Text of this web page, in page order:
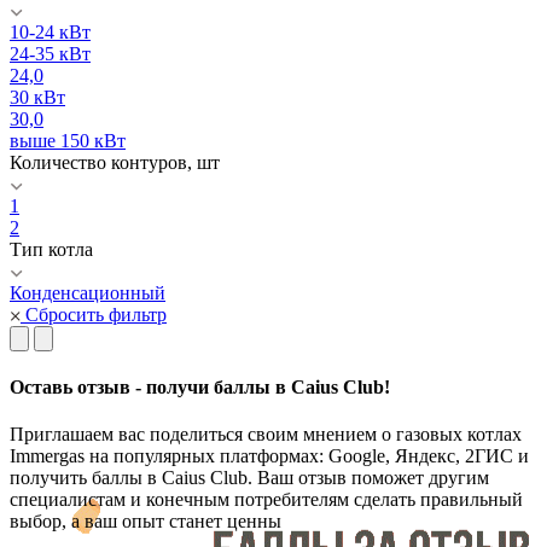
10-24 кВт
24-35 кВт
24,0
30 кВт
30,0
выше 150 кВт
Количество контуров, шт
1
2
Тип котла
Конденсационный
Сбросить фильтр
Оставь отзыв - получи баллы в Caius Club!
Приглашаем вас поделиться своим мнением о газовых котлах
Immergas на популярных платформах: Google, Яндекс, 2ГИС и
получить баллы в Caius Club. Ваш отзыв поможет другим
специалистам и конечным потребителям сделать правильный
выбор, а ваш опыт станет ценны